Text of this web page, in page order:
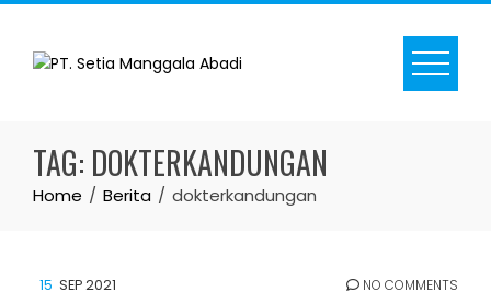
Skip
content
TAG: DOKTERKANDUNGAN
Home Berita dokterkandungan
15 SEP 2021 NO COMMENTS